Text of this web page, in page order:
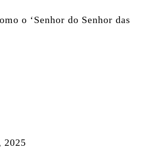
o ‘Senhor do Senhor das
2025